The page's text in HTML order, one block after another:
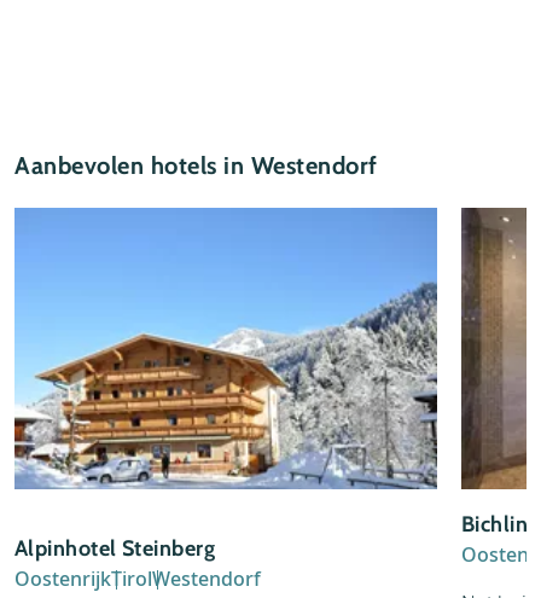
Aanbevolen hotels in Westendorf
Alpinhotel Steinberg
OostenrijkTirolWestendorf